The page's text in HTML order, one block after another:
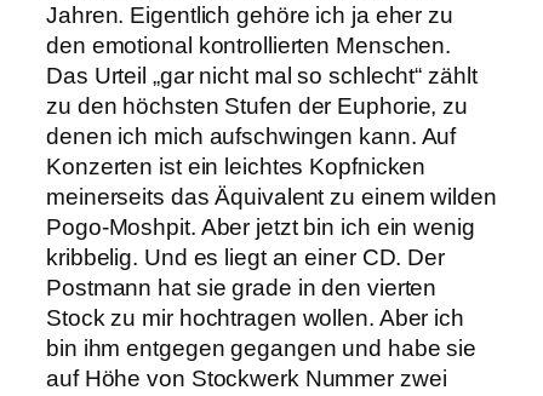
Jahren. Eigentlich gehöre ich ja eher zu
den emotional kontrollierten Menschen.
Das Urteil „gar nicht mal so schlecht“ zählt
zu den höchsten Stufen der Euphorie, zu
denen ich mich aufschwingen kann. Auf
Konzerten ist ein leichtes Kopfnicken
meinerseits das Äquivalent zu einem wilden
Pogo-Moshpit. Aber jetzt bin ich ein wenig
kribbelig. Und es liegt an einer CD. Der
Postmann hat sie grade in den vierten
Stock zu mir hochtragen wollen. Aber ich
bin ihm entgegen gegangen und habe sie
auf Höhe von Stockwerk Nummer zwei